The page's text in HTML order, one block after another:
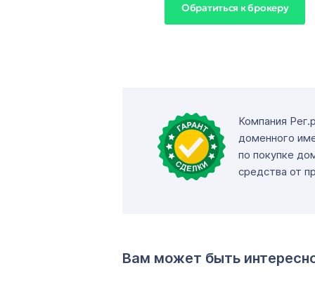
Обратиться к брокеру
Компания
доменного
по покупке
средства от
Вам может быть